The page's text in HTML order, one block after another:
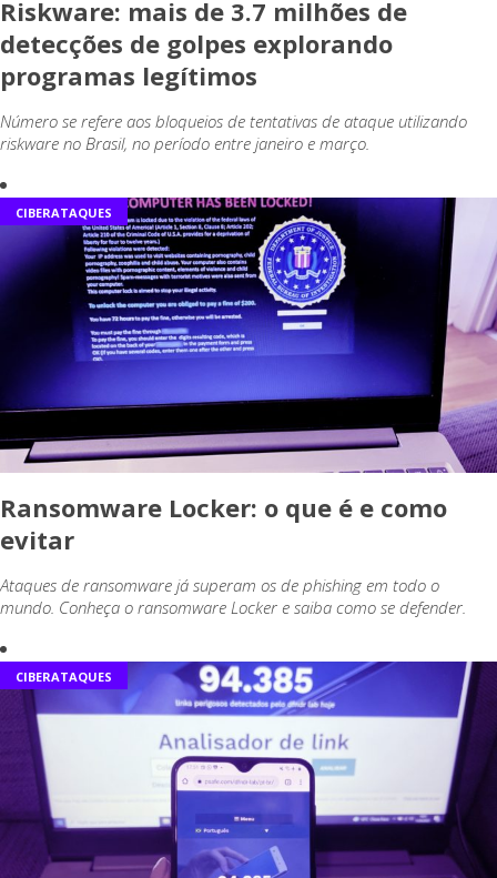
Riskware: mais de 3.7 milhões de
detecções de golpes explorando
programas legítimos
Número se refere aos bloqueios de tentativas de ataque utilizando
riskware no Brasil, no período entre janeiro e março.
CIBERATAQUES
Ransomware Locker: o que é e como
evitar
Ataques de ransomware já superam os de phishing em todo o
mundo. Conheça o ransomware Locker e saiba como se defender.
CIBERATAQUES